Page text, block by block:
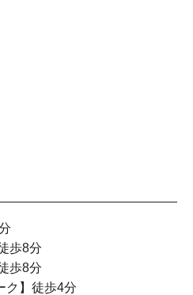
歩8分
歩8分
ク】徒歩4分